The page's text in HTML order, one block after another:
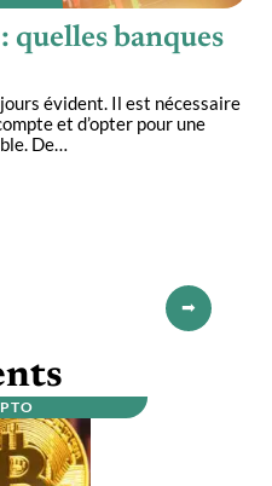
quelles banques
évident. Il est nécessaire
et d’opter pour une
De…